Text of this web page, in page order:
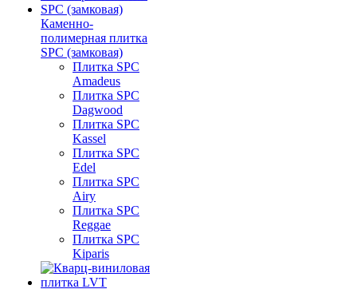
Каменно-
полимерная плитка
SPC (замковая)
Плитка SPC
Amadeus
Плитка SPC
Dagwood
Плитка SPC
Kassel
Плитка SPC
Edel
Плитка SPC
Airy
Плитка SPC
Reggae
Плитка SPC
Kiparis